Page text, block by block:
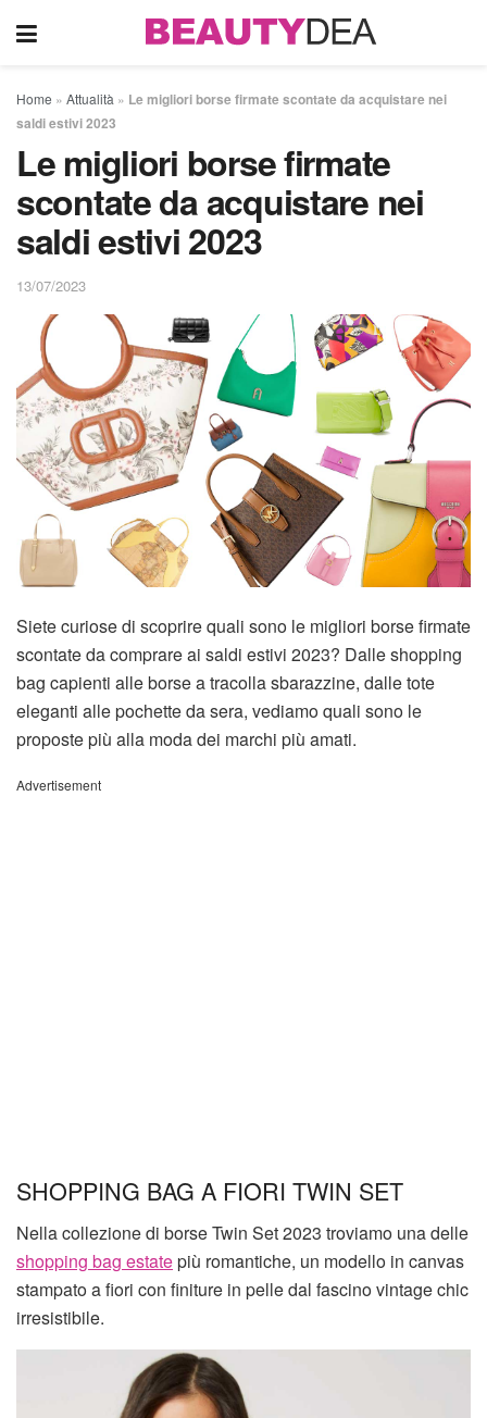
Home » Attualità » Le migliori borse firmate scontate da acquistare nei
saldi estivi 2023
Le migliori borse firmate
scontate da acquistare nei
saldi estivi 2023
13/07/2023
Siete curiose di scoprire quali sono le migliori borse firmate
scontate da comprare ai saldi estivi 2023? Dalle shopping
bag capienti alle borse a tracolla sbarazzine, dalle tote
eleganti alle pochette da sera, vediamo quali sono le
proposte più alla moda dei marchi più amati.
Advertisement
SHOPPING BAG A FIORI TWIN SET
Nella collezione di borse Twin Set 2023 troviamo una delle
shopping bag estatepiù romantiche, un modello in canvas
stampato a fiori con finiture in pelle dal fascino vintage chic
irresistibile.